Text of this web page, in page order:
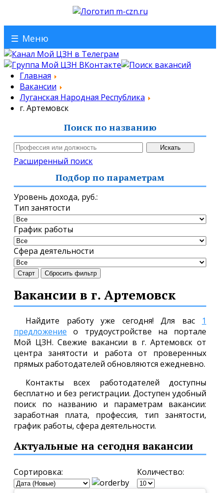
☰ Меню
Главная
Вакансии
Луганская Народная Республика
г. Артемовск
Поиск по названию
Расширенный поиск
Подбор по параметрам
Уровень дохода, руб.:
Тип занятости
График работы
Сфера деятельности
Старт Сбросить фильтр
Вакансии в г. Артемовск
Найдите работу уже сегодня! Для вас 1
предложение о трудоустройстве на портале
Мой ЦЗН. Свежие вакансии в г. Артемовск от
центра занятости и работа от проверенных
прямых работодателей обновляются ежедневно.
Контакты всех работодателей доступны
бесплатно и без регистрации. Доступен удобный
поиск по названию и параметрам вакансии:
заработная плата, профессия, тип занятости,
график работы, сфера деятельности.
Актуальные на сегодня вакансии
Сортировка: Количество: